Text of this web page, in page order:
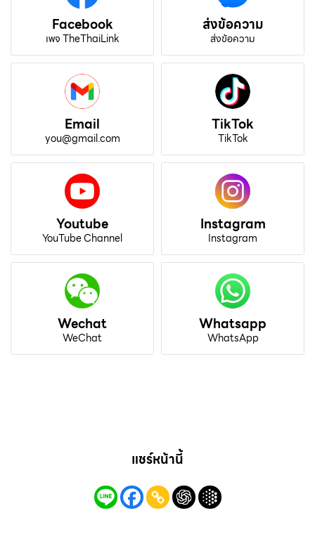
Facebook
เพจ TheThaiLink
ส่งข้อความ
ส่งข้อความ
Email
you@gmail.com
TikTok
TikTok
Youtube
YouTube Channel
Instagram
Instagram
Wechat
WeChat
Whatsapp
WhatsApp
แชร์หน้านี้